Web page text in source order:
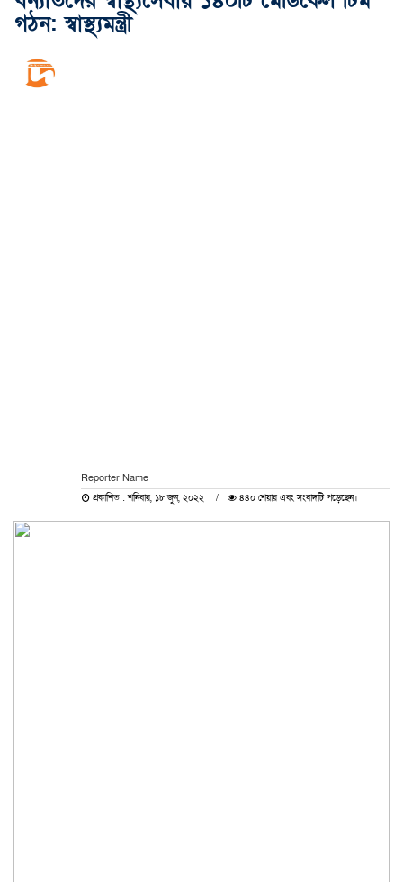
গঠন: স্বাস্থ্যমন্ত্রী
Reporter Name
প্রকাশিত : শনিবার, ১৮ জুন, ২০২২ ৪৪০ শেয়ার এবং সংবাদটি পড়েছেন।